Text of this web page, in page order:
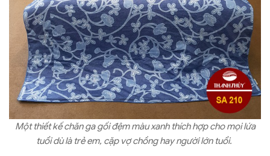
Một thiết kế chăn ga gối đệm màu xanh thích hợp cho mọi lứa
tuổi dù là trẻ em, cặp vợ chồng hay người lớn tuổi.